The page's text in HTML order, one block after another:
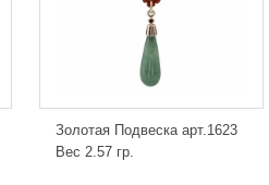
Золотая Подвеска арт.1623
Вес 2.57 гр.